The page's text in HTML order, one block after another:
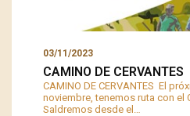
03/11/2023
CAMINO DE CERVANTES
CAMINO DE CERVANTES El
noviembre, tenemos ruta con el
Saldremos desde el…